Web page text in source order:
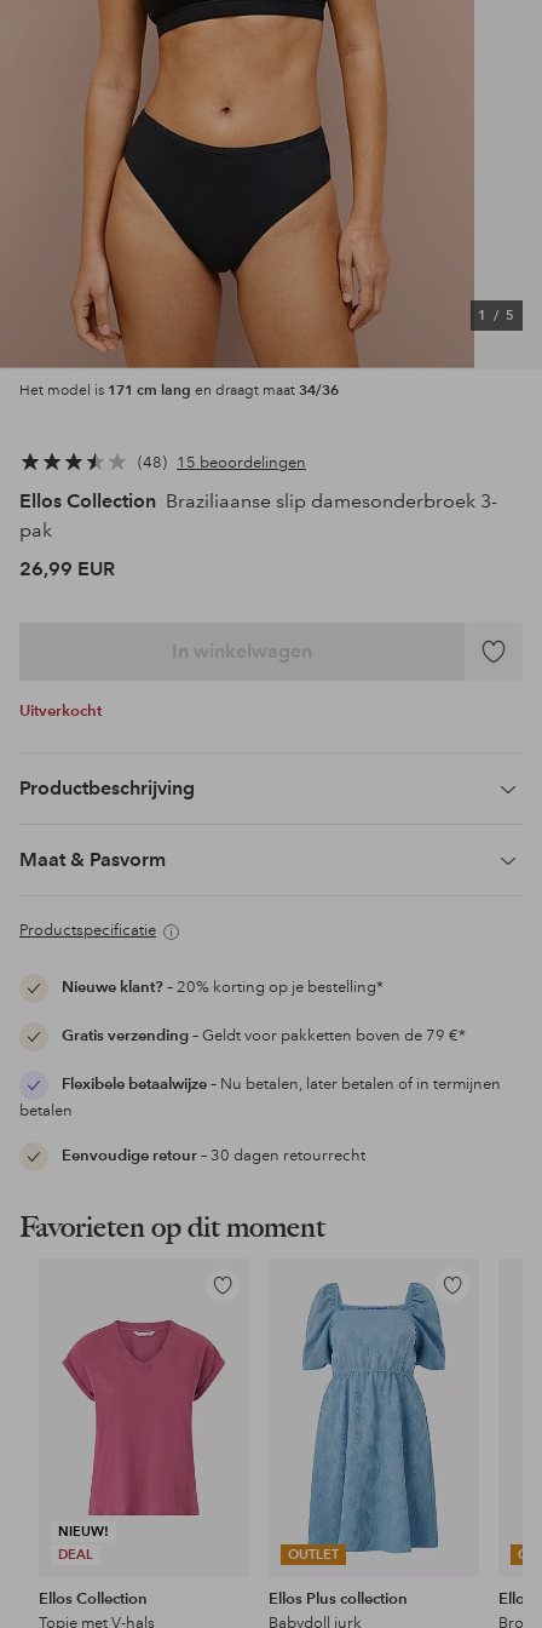
1 / 5
Het model is 171 cm lang en draagt maat 34/36
48 15 beoordelingen
Ellos Collection Braziliaanse slip damesonderbroek 3-
pak
26,99 EUR
In winkelwagen
Uitverkocht
Productbeschrijving
Maat & Pasvorm
Productspecificatie
Nieuwe klant?– 20% korting op je bestelling*
Gratis verzending– Geldt voor pakketten boven de 79 €*
Flexibele betaalwijze– Nu betalen, later betalen of in termijnen
betalen
Eenvoudige retour– 30 dagen retourrecht
Favorieten op dit moment
NIEUW!
DEAL
Toevoegen
favorieten
Ellos Collection
Topje met V-hals
OUTLET
Toevoegen
aan
favorieten
Ellos Plus collection
Babydoll jurk
Ellos